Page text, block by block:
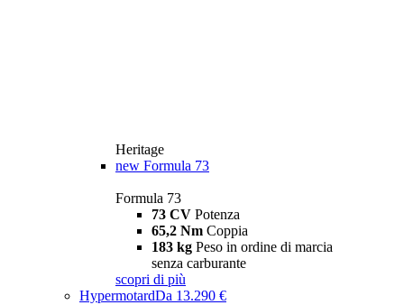
Heritage
new Formula 73
Formula 73
73 CV Potenza
65,2 Nm Coppia
183 kg Peso in ordine di marcia
senza carburante
scopri di più
HypermotardDa 13.290 €